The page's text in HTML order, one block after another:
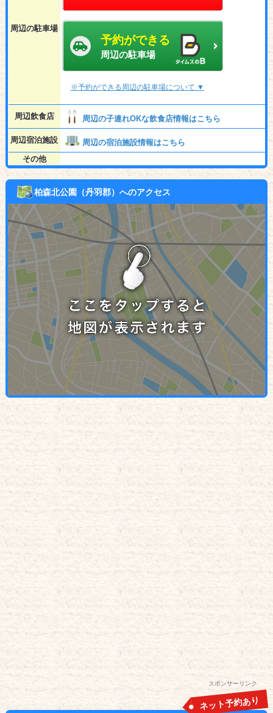
周辺の駐車場
予約ができる
周辺の駐車場
※予約ができる周辺の駐車場について ▼
周辺飲食店 周辺の子連れOKな飲食店情報はこちら
周辺宿泊施設
周辺の宿泊施設情報はこちら
その他
柏森北公園（丹羽郡）へのアクセス
スポンサーリンク
ネット予約あり